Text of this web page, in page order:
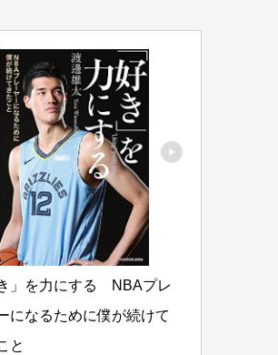
」を力にする　NBAプレ
になるために僕が続けて
と